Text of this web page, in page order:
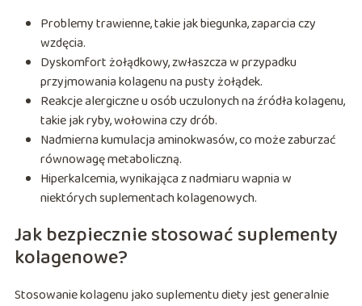
Problemy trawienne, takie jak biegunka, zaparcia czy
wzdęcia.
Dyskomfort żołądkowy, zwłaszcza w przypadku
przyjmowania kolagenu na pusty żołądek.
Reakcje alergiczne u osób uczulonych na źródła kolagenu,
takie jak ryby, wołowina czy drób.
Nadmierna kumulacja aminokwasów, co może zaburzać
równowagę metaboliczną.
Hiperkalcemia, wynikająca z nadmiaru wapnia w
niektórych suplementach kolagenowych.
Jak bezpiecznie stosować suplementy
kolagenowe?
Stosowanie kolagenu jako suplementu diety jest generalnie